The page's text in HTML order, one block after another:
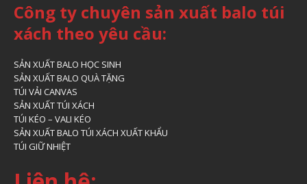
Công ty chuyên sản xuất balo túi
xách theo yêu cầu:
SẢN XUẤT BALO HỌC SINH
SẢN XUẤT BALO QUÀ TẶNG
TÚI VẢI CANVAS
SẢN XUẤT TÚI XÁCH
TÚI KÉO – VALI KÉO
SẢN XUẤT BALO TÚI XÁCH XUẤT KHẨU
TÚI GIỮ NHIỆT